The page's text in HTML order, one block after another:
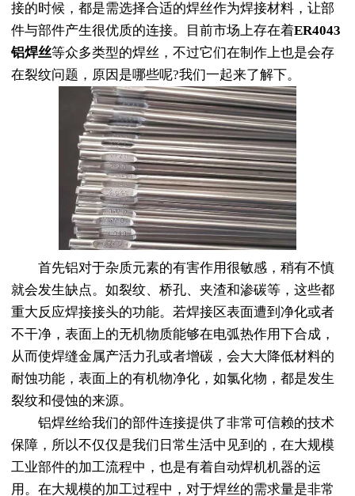
接的时候，都是需选择合适的焊丝作为焊接材料，让部
件与部件产生很优质的连接。目前市场上存在着ER4043
铝焊丝等众多类型的焊丝，不过它们在制作上也是会存
在裂纹问题，原因是哪些呢?我们一起来了解下。
首先铝对于杂质元素的有害作用很敏感，稍有不慎
就会发生缺点。如裂纹、桥孔、夹渣和渗碳等，这些都
重大反应焊接接头的功能。若焊接区表面遭到净化或者
不干净，表面上的无机物质能够在电弧热作用下合成，
从而使焊缝金属产活力孔或者增碳，会大大降低材料的
耐蚀功能，表面上的有机物净化，如氯化物，都是发生
裂纹和侵蚀的来源。
铝焊丝给我们的部件连接提供了非常可信赖的技术
保障，所以不仅仅是我们日常生活中见到的，在大规模
工业部件的加工流程中，也是有着自动焊机机器的运
用。在大规模的加工过程中，对于焊丝的需求量是非常